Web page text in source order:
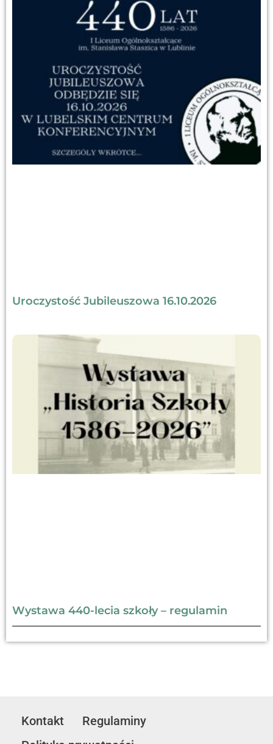
Uroczystość Jubileuszowa 16.10.2026
Wystawa 440-lecia szkoły – regulamin
Kontakt
Regulaminy